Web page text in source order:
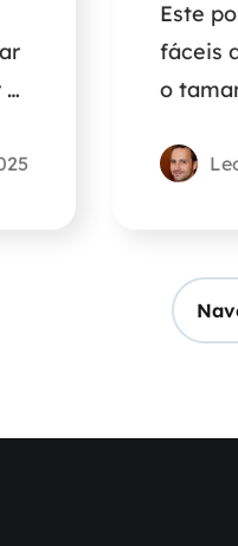
o
Este
fáceis
o